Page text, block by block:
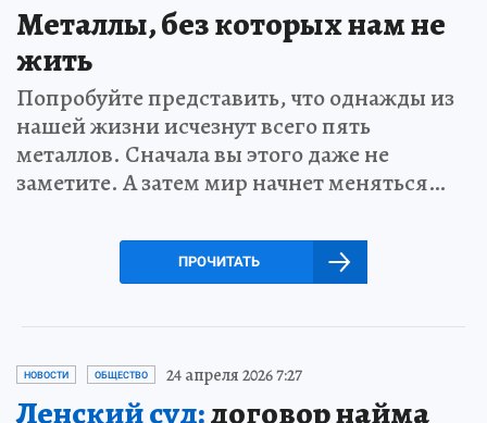
Металлы, без которых нам не
жить
Попробуйте представить, что однажды из
нашей жизни исчезнут всего пять
металлов. Сначала вы этого даже не
заметите. А затем мир начнет меняться…
ПРОЧИТАТЬ
НОВОСТИ ОБЩЕСТВО 24 апреля 2026 7:27
Ленский суд:договор найма